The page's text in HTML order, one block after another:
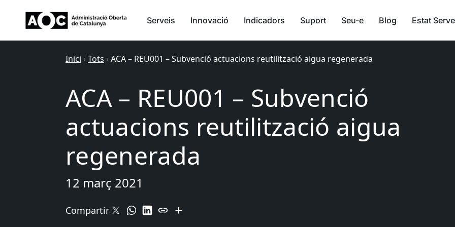
Serveis Innovació Indicadors Suport Seu-e Blog Estat
Inici › Tots › ACA – REU001 – Subvenció actuacions reutilització aigua regenerada
ACA – REU001 – Subvenció
actuacions reutilització aigua
regenerada
12 març 2021
Compartir